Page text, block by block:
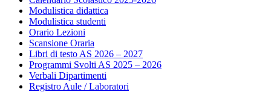
Modulistica didattica
Modulistica studenti
Orario Lezioni
Scansione Oraria
Libri di testo AS 2026 – 2027
Programmi Svolti AS 2025 – 2026
Verbali Dipartimenti
Registro Aule / Laboratori